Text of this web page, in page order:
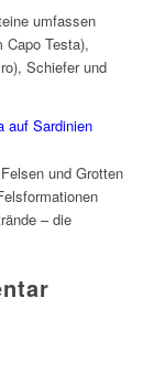
umfassen
Capo Testa),
Schiefer und
auf Sardinien
und Grotten
– die